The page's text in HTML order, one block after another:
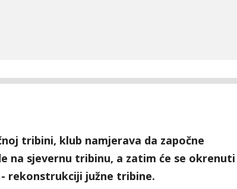
tribini, klub namjerava da započne
na sjevernu tribinu, a zatim će se okrenuti
rekonstrukciji južne tribine.